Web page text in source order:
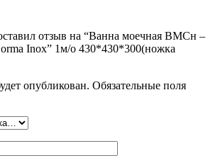
отзыв на “Ванна моечная ВМСн –
Inox” 1м/о 430*430*300(ножка
опубликован. Обязательные поля